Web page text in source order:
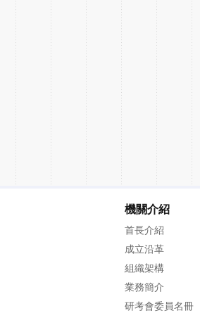
機關介紹
首長介紹
成立沿革
組織架構
業務簡介
研考會委員名冊